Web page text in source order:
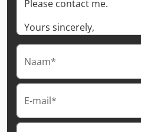
Naam*
E-mail*